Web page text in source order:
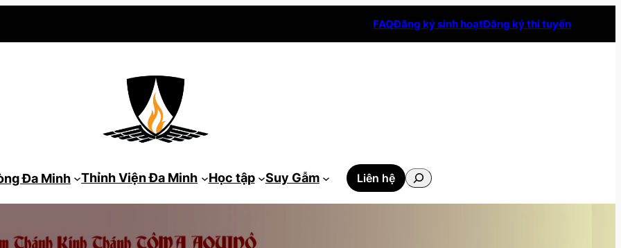
FAQĐăng ký sinh hoạtĐăng ký thi tuyển
Đa Minh Thỉnh Viện Đa Minh Học tập Suy Gẫm Liên hệ
Tìm
kiếm